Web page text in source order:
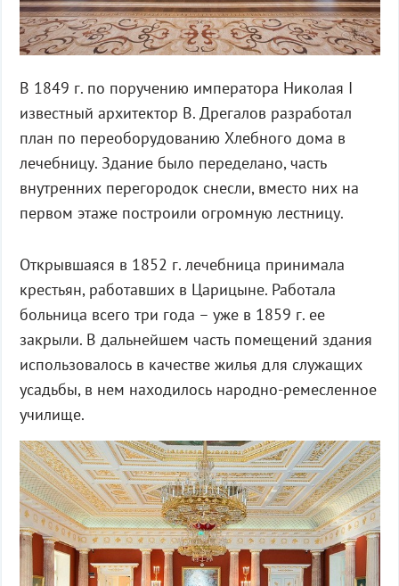
В 1849 г. по поручению императора Николая I
известный архитектор В. Дрегалов разработал
план по переоборудованию Хлебного дома в
лечебницу. Здание было переделано, часть
внутренних перегородок снесли, вместо них на
первом этаже построили огромную лестницу.
Открывшаяся в 1852 г. лечебница принимала
крестьян, работавших в Царицыне. Работала
больница всего три года – уже в 1859 г. ее
закрыли. В дальнейшем часть помещений здания
использовалось в качестве жилья для служащих
усадьбы, в нем находилось народно-ремесленное
училище.